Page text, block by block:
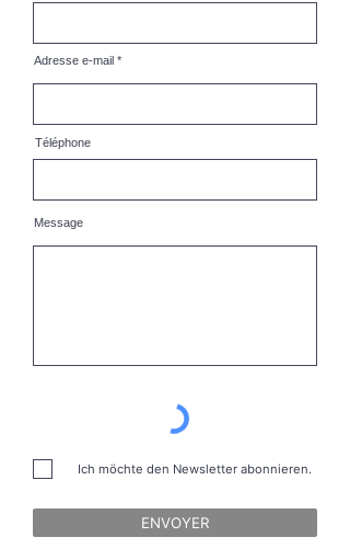
Adresse e-mail
Téléphone
Message
Ich möchte den Newsletter abonnieren.
ENVOYER